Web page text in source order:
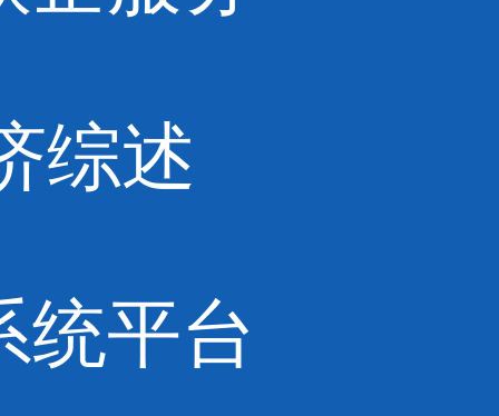
综述
统平台